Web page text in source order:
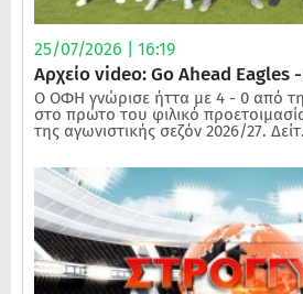
25/07/2026 | 16:19
Αρχείο video: Go Ahead
Ο ΟΦΗ γνώρισε ήττα με 4 - 0 από
στο πρώτο του φιλικό
της αγωνιστικής σεζόν 2026/27.